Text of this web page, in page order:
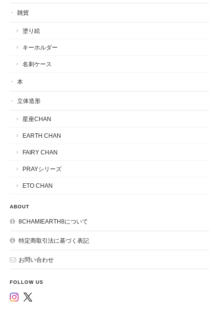
雑貨
塗り絵
キーホルダー
名刺ケース
本
立体造形
星座CHAN
EARTH CHAN
FAIRY CHAN
PRAYシリーズ
ETO CHAN
ABOUT
8CHAMIEARTH8について
特定商取引法に基づく表記
お問い合わせ
FOLLOW US